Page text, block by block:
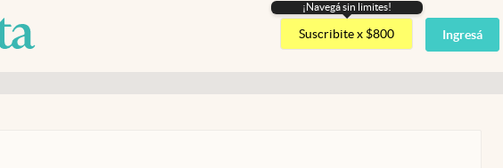
Argentina
España
¡Navegá sin limites!
Suscribite x $800 Ingresá